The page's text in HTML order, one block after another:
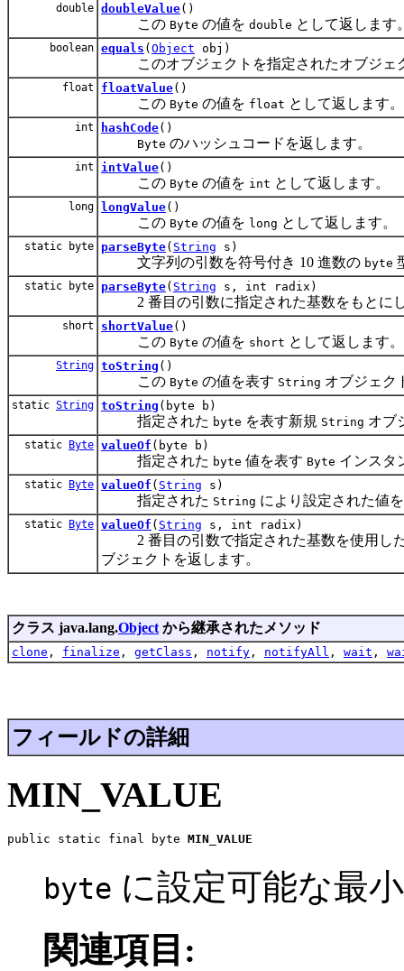
double doubleValue()
この Byte の値を double として返します
boolean equals ( Object obj)
このオブジェクトを指定されたオブジェ
float floatValue()
この Byte の値を float として返します。
int hashCode()
Byte のハッシュコードを返します。
int intValue()
この Byte の値を int として返します。
long longValue()
この Byte の値を long として返します。
static byte parseByte( String s)
文字列の引数を符号付き 10 進数の byte
static byte parseByte( String s, int radix)
2 番目の引数に指定された基数をもとに
short shortValue()
この Byte の値を short として返します。
String toString ()
この Byte の値を表す String オブジェク
static String toString (byte b)
指定された byte を表す新規 String オブ
static Byte valueOf (byte b)
指定された byte 値を表す Byte インスタ
static Byte valueOf ( String s)
指定された String により設定された値
static Byte valueOf ( String s, int radix)
2 番目の引数で指定された基数を使用し
ブジェクトを返します。
クラス java.lang.Object から継承されたメソッド
clone , finalize , getClass , notify , notifyAll , wait ,
フィールドの詳細
MIN_VALUE
public static final byte MIN_VALUE
byte に設定可能な最
関連項目: